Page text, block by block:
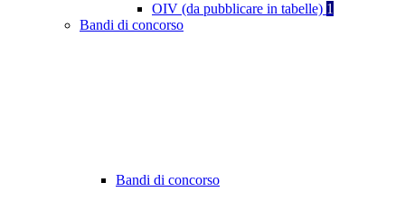
OIV (da pubblicare in tabelle) 1
Bandi di concorso
Bandi di concorso